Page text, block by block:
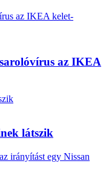
az IKEA
látszik